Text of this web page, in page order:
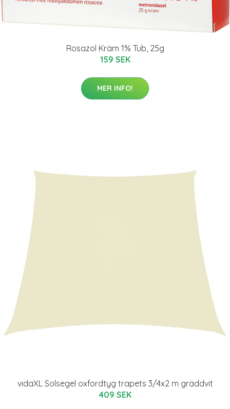
Rosazol Kräm 1% Tub, 25g
159 SEK
MER INFO!
vidaXL Solsegel oxfordtyg trapets 3/4x2 m gräddvit
409 SEK